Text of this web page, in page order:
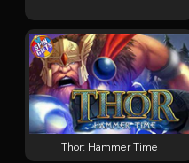
Thor: Hammer Time